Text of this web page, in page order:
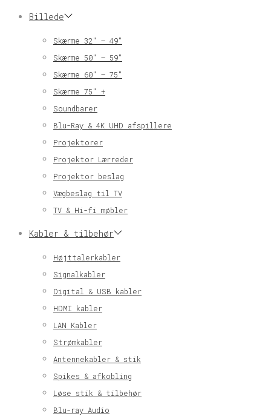
Billede
Skærme 32″ – 49″
Skærme 50″ – 59″
Skærme 60″ – 75″
Skærme 75″ +
Soundbarer
Blu-Ray & 4K UHD afspillere
Projektorer
Projektor Lærreder
Projektor beslag
Vægbeslag til TV
TV & Hi-fi møbler
Kabler & tilbehør
Højttalerkabler
Signalkabler
Digital & USB kabler
HDMI kabler
LAN Kabler
Strømkabler
Antennekabler & stik
Spikes & afkobling
Løse stik & tilbehør
Blu-ray Audio